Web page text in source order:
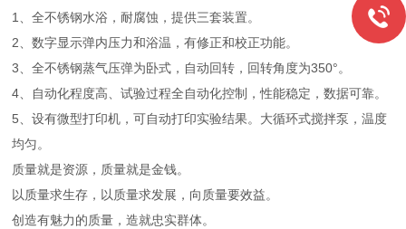
1、全不锈钢水浴，耐腐蚀，提供三套装置。
2、数字显示弹内压力和浴温，有修正和校正功能。
3、全不锈钢蒸气压弹为卧式，自动回转，回转角度为350°。
4、自动化程度高、试验过程全自动化控制，性能稳定，数据可靠。
5、设有微型打印机，可自动打印实验结果。大循环式搅拌泵，温度
均匀。
质量就是资源，质量就是金钱。
以质量求生存，以质量求发展，向质量要效益。
创造有魅力的质量，造就忠实群体。